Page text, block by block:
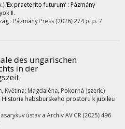
‘Ex praeterito futurum’ : Pázmány
II.
: Pázmány Press (2026)274 p. p. 7
des ungarischen
in der
Květina; Magdaléna, Pokorná (szerk.)
Historie habsburskeho prostoru k jubileu
ústav a Archiv AV CR (2025) 496